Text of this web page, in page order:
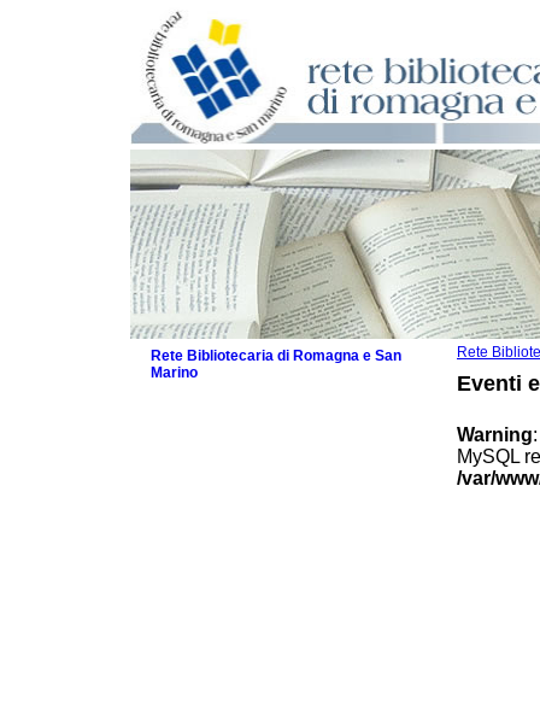
Rete
Eventi
Warning
MySQL
/var/
Rete Bibliotecaria di Romagna e San
Marino